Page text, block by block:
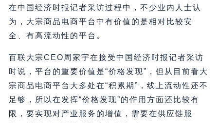
在中国经济时报记者采访过程中，不少业内人士认
为，大宗商品电商平台中有价值的是相对比较安
全、有高流动性的平台。
百联大宗CEO周家宇在接受中国经济时报记者采访
时说，平台的重要价值是“价格发现”，但从目前看大
宗商品电商平台大多处在“积累期”，线上流动性还不
足够，所以在发挥“价格发现”的作用方面还比较有
限，要实现对产业服务的增值，需要在供应链服